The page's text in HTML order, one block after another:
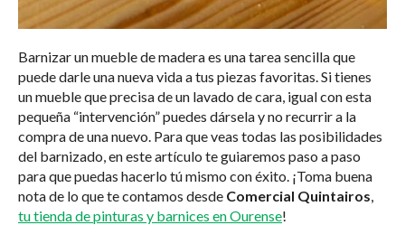
Barnizar un mueble de madera es una tarea sencilla que
puede darle una nueva vida a tus piezas favoritas. Si tienes
un mueble que precisa de un lavado de cara, igual con esta
pequeña “intervención” puedes dársela y no recurrir a la
compra de una nuevo. Para que veas todas las posibilidades
del barnizado, en este artículo te guiaremos paso a paso
para que puedas hacerlo tú mismo con éxito. ¡Toma buena
nota de lo que te contamos desde Comercial Quintairos,
tu tienda de pinturas y barnices en Ourense!